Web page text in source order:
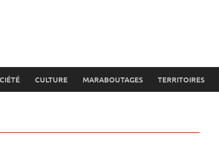
CULTURE MARABOUTAGES TERRITOIRES